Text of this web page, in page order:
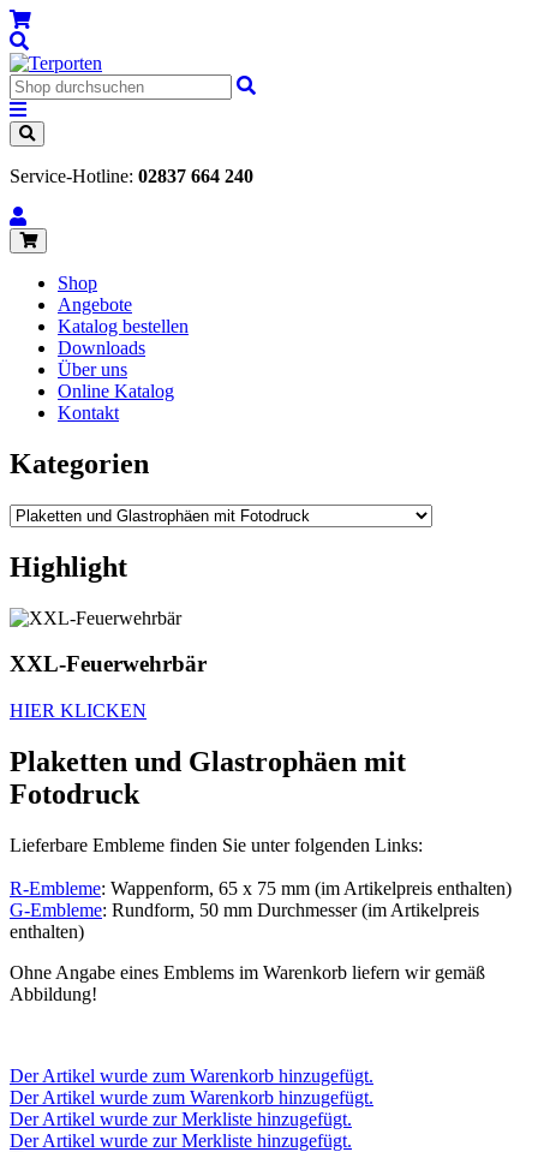
Service-Hotline: 02837 664 240
Shop
Angebote
Katalog bestellen
Downloads
Über uns
Online Katalog
Kontakt
Kategorien
Highlight
XXL-Feuerwehrbär
HIER KLICKEN
Plaketten und Glastrophäen mit
Fotodruck
Lieferbare Embleme finden Sie unter folgenden Links:
R-Embleme: Wappenform, 65 x 75 mm (im Artikelpreis enthalten)
G-Embleme: Rundform, 50 mm Durchmesser (im Artikelpreis
enthalten)
Ohne Angabe eines Emblems im Warenkorb liefern wir gemäß
Abbildung!
Der Artikel wurde zum Warenkorb hinzugefügt.
Der Artikel wurde zum Warenkorb hinzugefügt.
Der Artikel wurde zur Merkliste hinzugefügt.
Der Artikel wurde zur Merkliste hinzugefügt.